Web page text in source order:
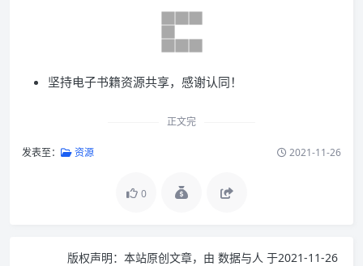
坚持电子书籍资源共享，感谢认同！
正文完
发表至： 资源 2021-11-26
0
版权声明： 本站原创文章，由 数据与人 于2021-11-26